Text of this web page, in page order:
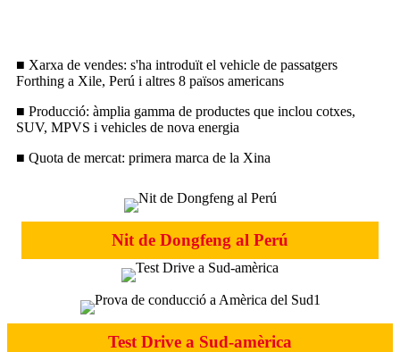
■ Xarxa de vendes: s'ha introduït el vehicle de passatgers
Forthing a Xile, Perú i altres 8 països americans
■ Producció: àmplia gamma de productes que inclou cotxes,
SUV, MPVS i vehicles de nova energia
■ Quota de mercat: primera marca de la Xina
Nit de Dongfeng al Perú
Test Drive a Sud-amèrica